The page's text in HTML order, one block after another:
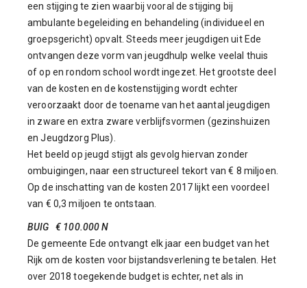
een stijging te zien waarbij vooral de stijging bij
ambulante begeleiding en behandeling (individueel en
groepsgericht) opvalt. Steeds meer jeugdigen uit Ede
ontvangen deze vorm van jeugdhulp welke veelal thuis
of op en rondom school wordt ingezet. Het grootste deel
van de kosten en de kostenstijging wordt echter
veroorzaakt door de toename van het aantal jeugdigen
in zware en extra zware verblijfsvormen (gezinshuizen
en Jeugdzorg Plus).
Het beeld op jeugd stijgt als gevolg hiervan zonder
ombuigingen, naar een structureel tekort van € 8 miljoen.
Op de inschatting van de kosten 2017 lijkt een voordeel
van € 0,3 miljoen te ontstaan.
BUIG € 100.000 N
De gemeente Ede ontvangt elk jaar een budget van het
Rijk om de kosten voor bijstandsverlening te betalen. Het
over 2018 toegekende budget is echter, net als in